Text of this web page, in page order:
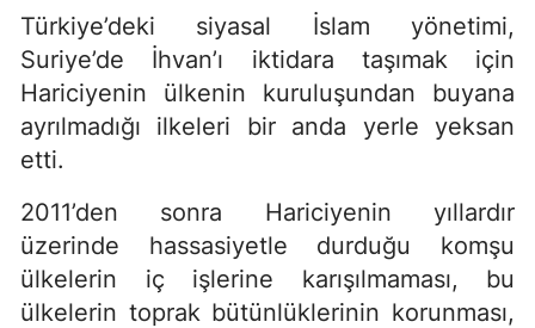
Türkiye’deki siyasal İslam yönetimi,
Suriye’de İhvan’ı iktidara taşımak için
Hariciyenin ülkenin kuruluşundan buyana
ayrılmadığı ilkeleri bir anda yerle yeksan
etti.
2011’den sonra Hariciyenin yıllardır
üzerinde hassasiyetle durduğu komşu
ülkelerin iç işlerine karışılmaması, bu
ülkelerin toprak bütünlüklerinin korunması,